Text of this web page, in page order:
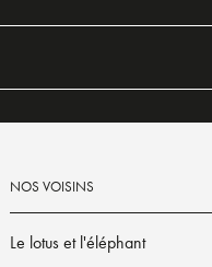
NOS VOISINS
Le lotus et l'éléphant